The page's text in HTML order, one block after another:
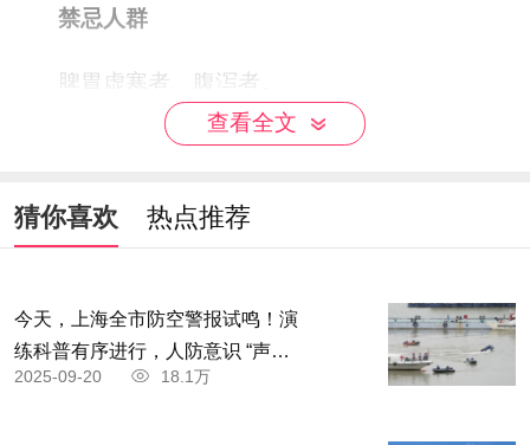
禁忌人群
脾胃虚寒者、腹泻者。
苦菜不适宜和蜂蜜、葱、白虾这三种食物搭配
一起吃，这样会有碍到食物营养素的吸收，影响食
查看全文
猜你喜欢 热点推荐
今天，上海全市防空警报试鸣！演
练科普有序进行，人防意识 “声入
人心”
2025-09-20 18.1万